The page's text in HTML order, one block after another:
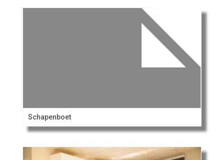
Schapenboet